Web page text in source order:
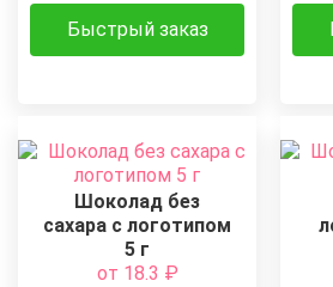
Быстрый заказ
Шоколад без
сахара с логотипом
5 г
от 18.3 ₽